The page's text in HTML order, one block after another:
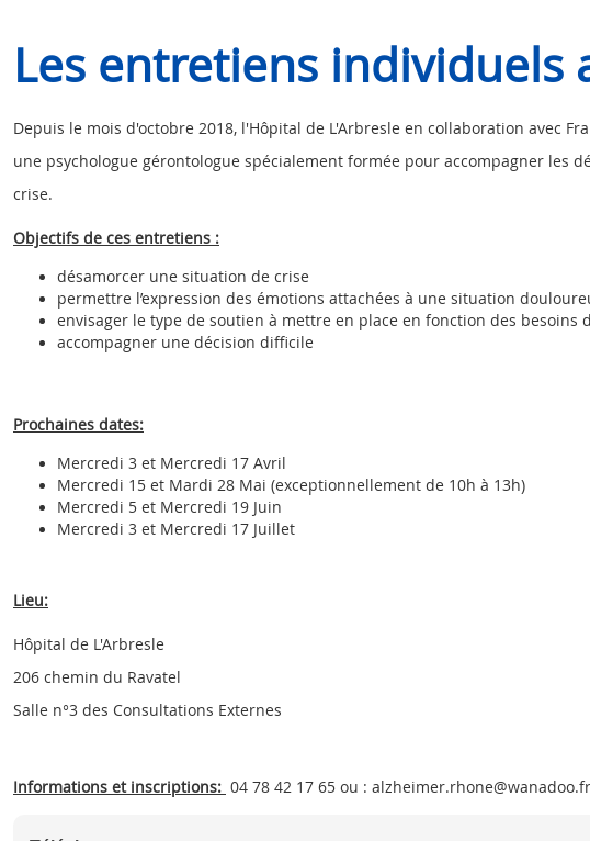
Les entretiens individuels
Depuis le mois d'octobre 2018, l'Hôpital de L'Arbresle en collaboration avec
une psychologue gérontologue spécialement formée pour accompagner les
crise.
Objectifs de ces entretiens :
désamorcer une situation de crise
permettre l’expression des émotions attachées à une situation
envisager le type de soutien à mettre en place en fonction des besoins
accompagner une décision difficile
Prochaines dates:
Mercredi 3 et Mercredi 17 Avril
Mercredi 15 et Mardi 28 Mai (exceptionnellement de 10h à 13h)
Mercredi 5 et Mercredi 19 Juin
Mercredi 3 et Mercredi 17 Juillet
Lieu:
Hôpital de L'Arbresle
206 chemin du Ravatel
Salle n°3 des Consultations Externes
Informations et inscriptions: 04 78 42 17 65 ou : alzheimer.rhone@wanadoo.fr